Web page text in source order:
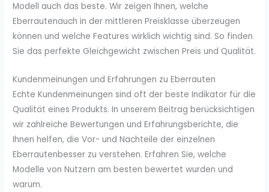
Modell auch das beste. Wir zeigen Ihnen, welche
Eberrautenauch in der mittleren Preisklasse überzeugen
können und welche Features wirklich wichtig sind. So finden
Sie das perfekte Gleichgewicht zwischen Preis und Qualität.
Kundenmeinungen und Erfahrungen zu Eberrauten
Echte Kundenmeinungen sind oft der beste Indikator für die
Qualität eines Produkts. In unserem Beitrag berücksichtigen
wir zahlreiche Bewertungen und Erfahrungsberichte, die
Ihnen helfen, die Vor- und Nachteile der einzelnen
Eberrautenbesser zu verstehen. Erfahren Sie, welche
Modelle von Nutzern am besten bewertet wurden und
warum.